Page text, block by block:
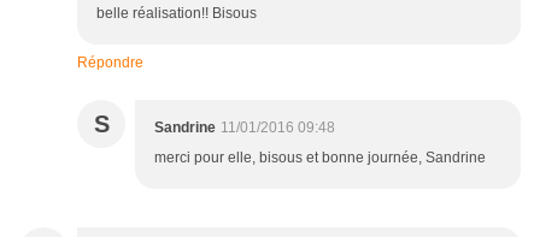
belle réalisation!! Bisous
Répondre
S Sandrine 11/01/2016 09:48
merci pour elle, bisous et bonne journée, Sandrine